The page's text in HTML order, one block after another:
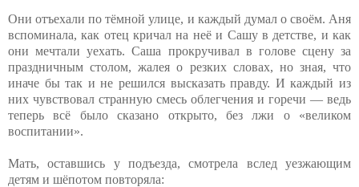
Они отъехали по тёмной улице, и каждый думал о своём. Аня
вспоминала, как отец кричал на неё и Сашу в детстве, и как
они мечтали уехать. Саша прокручивал в голове сцену за
праздничным столом, жалея о резких словах, но зная, что
иначе бы так и не решился высказать правду. И каждый из
них чувствовал странную смесь облегчения и горечи — ведь
теперь всё было сказано открыто, без лжи о «великом
воспитании».
Мать, оставшись у подъезда, смотрела вслед уезжающим
детям и шёпотом повторяла: